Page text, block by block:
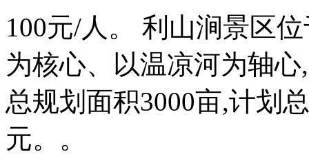
100元/人。 利山涧景区
为核心、以温凉河为轴
总规划面积3000亩,计划
元。。